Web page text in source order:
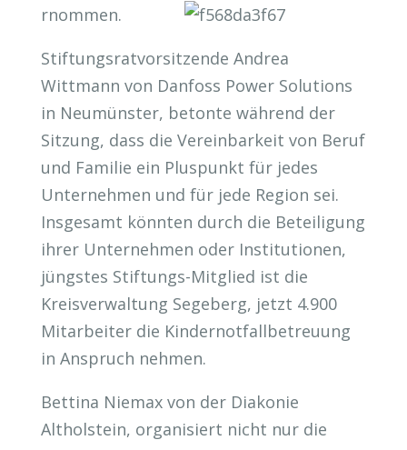
rnommen.
Stiftungsratvorsitzende Andrea
Wittmann von Danfoss Power Solutions
in Neumünster, betonte während der
Sitzung, dass die Vereinbarkeit von Beruf
und Familie ein Pluspunkt für jedes
Unternehmen und für jede Region sei.
Insgesamt könnten durch die Beteiligung
ihrer Unternehmen oder Institutionen,
jüngstes Stiftungs-Mitglied ist die
Kreisverwaltung Segeberg, jetzt 4.900
Mitarbeiter die Kindernotfallbetreuung
in Anspruch nehmen.
Bettina Niemax von der Diakonie
Altholstein, organisiert nicht nur die